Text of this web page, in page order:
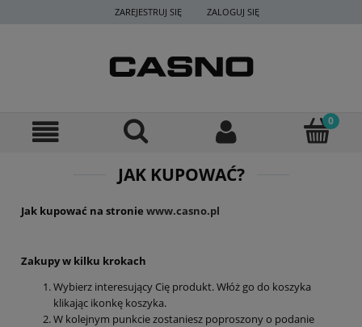
ZAREJESTRUJ SIĘ ZALOGUJ SIĘ
JAK KUPOWAĆ?
Jak kupować na stronie www.casno.pl
Zakupy w kilku krokach
Wybierz interesujący Cię produkt. Włóż go do koszyka
klikając ikonkę koszyka.
W kolejnym punkcie zostaniesz poproszony o podanie